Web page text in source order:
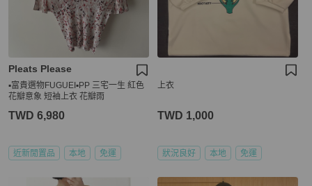
Pleats Please
▪️富貴選物FUGUEI▪️PP 三宅一生 紅色
花瓣意象 短袖上衣 花瓣雨
TWD 6,980
近新閒置品 本地 免運
上衣
TWD 1,000
狀況良好 本地 免運